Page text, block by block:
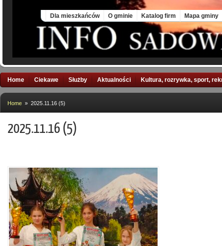
Dla mieszkańców O gminie Katalog firm Mapa gminy
Home Ciekawe Służby Aktualności Kultura, rozrywka, sport,
Home » 2025.11.16 (5)
2025.11.16 (5)